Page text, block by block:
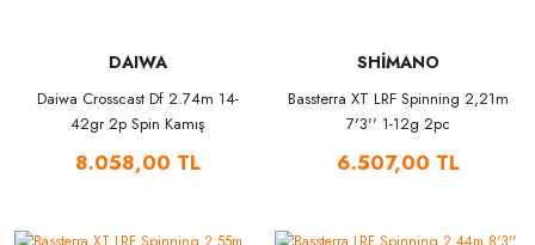
DAIWA
Daiwa Crosscast Df 2.74m 14-
42gr 2p Spin Kamış
8.058,00 TL
SHİMANO
Bassterra XT LRF Spinning 2,21m
7'3'' 1-12g 2pc
6.507,00 TL